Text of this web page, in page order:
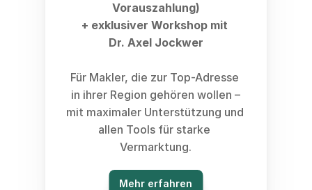
Vorauszahlung)
+ exklusiver Workshop mit
Dr. Axel Jockwer
Für Makler, die zur Top-Adresse
in ihrer Region gehören wollen –
mit maximaler Unterstützung und
allen Tools für starke
Vermarktung.
Mehr erfahren